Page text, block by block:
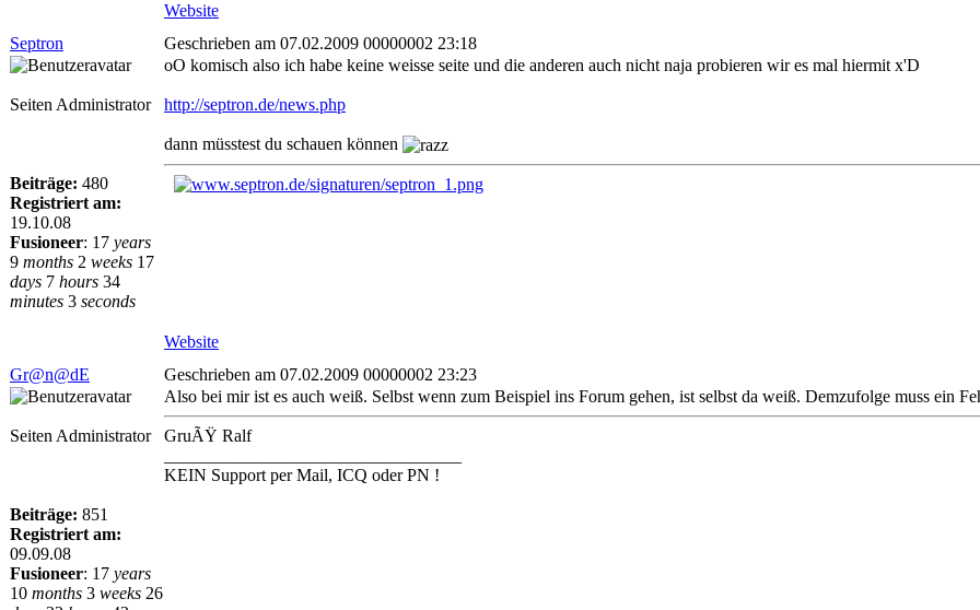
Website
Septron
Geschrieben am 07.02.2009 00000002 23:18
Seiten Administrator
Beiträge: 480
Registriert am:
19.10.08
Fusioneer: 17 years
9 months 2 weeks 17
days 7 hours 34
minutes 3 seconds
oO komisch also ich habe keine weisse seite und die anderen auch nicht naja probieren wir es mal hiermit x'D
http://septron.de/news.php
dann müsstest du schauen können
Website
Gr@n@dE
Geschrieben am 07.02.2009 00000002 23:23
Seiten Administrator
Beiträge: 851
Registriert am:
09.09.08
Fusioneer: 17 years
10 months 3 weeks 26
Also bei mir ist es auch weiß. Selbst wenn zum Beispiel ins Forum gehen, ist selbst da weiß. Demzufolge muss ein
GruÃŸ Ralf
KEIN Support per Mail, ICQ oder PN !